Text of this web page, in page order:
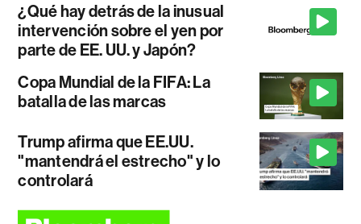
¿Qué hay detrás de la inusual
intervención sobre el yen por
parte de EE. UU. y Japón?
Copa Mundial de la FIFA: La
batalla de las marcas
Trump afirma que EE.UU.
"mantendrá el estrecho" y lo
controlará